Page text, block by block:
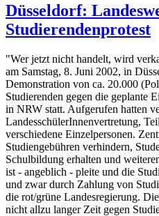
Düsseldorf:
Studierendenprotest
"Wer jetzt nicht handelt, wird
am Samstag, 8. Juni 2002, in
Demonstration von ca. 20.000
Studierenden gegen die geplante
in NRW statt. Aufgerufen hatten
LandesschülerInnenvertretung,
verschiedene Einzelpersonen.
Studiengebühren verhindern,
Schulbildung erhalten und
ist - angeblich - pleite und die
und zwar durch Zahlung von
die rot/grüne Landesregierung.
nicht allzu langer Zeit gegen